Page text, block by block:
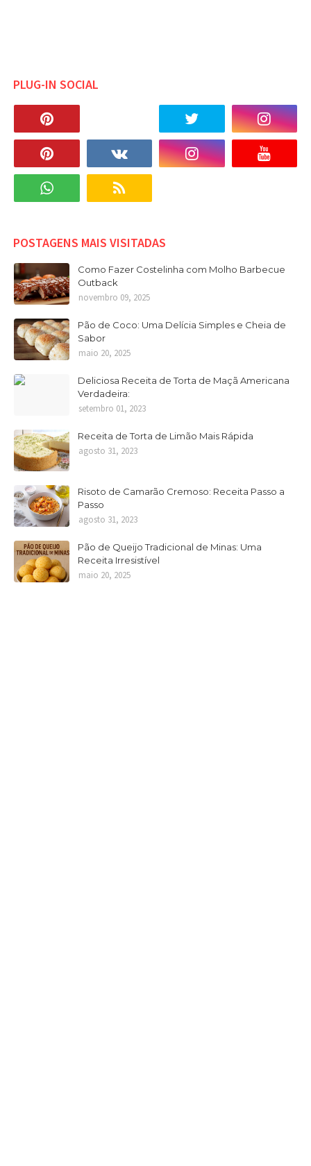
PLUG-IN SOCIAL
POSTAGENS MAIS VISITADAS
Como Fazer Costelinha com Molho Barbecue
Outback
novembro 09, 2025
Pão de Coco: Uma Delícia Simples e Cheia de
Sabor
maio 20, 2025
Deliciosa Receita de Torta de Maçã Americana
Verdadeira:
setembro 01, 2023
Receita de Torta de Limão Mais Rápida
agosto 31, 2023
Risoto de Camarão Cremoso: Receita Passo a
Passo
agosto 31, 2023
Pão de Queijo Tradicional de Minas: Uma
Receita Irresistível
maio 20, 2025